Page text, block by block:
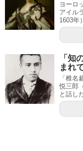
ヨーロ
アイル
1603年
「知
まれ
「椎名
悦三郎
と話し